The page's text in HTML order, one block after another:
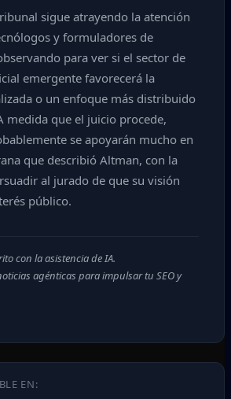
sigue atrayendo la atención
y formuladores de
para ver si el sector de
emergente favorecerá la
o un enfoque más distribuido
medida que el juicio procede,
se apoyarán mucho en
que describió Altman, con la
al jurado de que su visión
público.
con la asistencia de IA.
agénticas para impulsar tu SEO y
EN: